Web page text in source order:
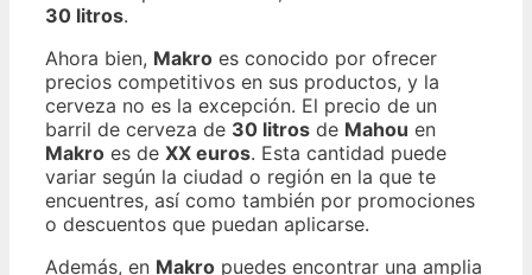
30 litros.
Ahora bien, Makro es conocido por ofrecer
precios competitivos en sus productos, y la
cerveza no es la excepción. El precio de un
barril de cerveza de 30 litros de Mahou en
Makro es de XX euros. Esta cantidad puede
variar según la ciudad o región en la que te
encuentres, así como también por promociones
o descuentos que puedan aplicarse.
Además, en Makro puedes encontrar una amplia